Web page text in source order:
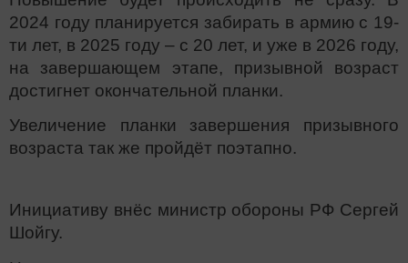
2024 году планируется забирать в армию с 19-
ти лет, в 2025 году – с 20 лет, и уже в 2026 году,
на завершающем этапе, призывной возраст
достигнет окончательной планки.
Увеличение планки завершения призывного
возраста так же пройдёт поэтапно.
Инициативу внёс министр обороны РФ Сергей
Шойгу.